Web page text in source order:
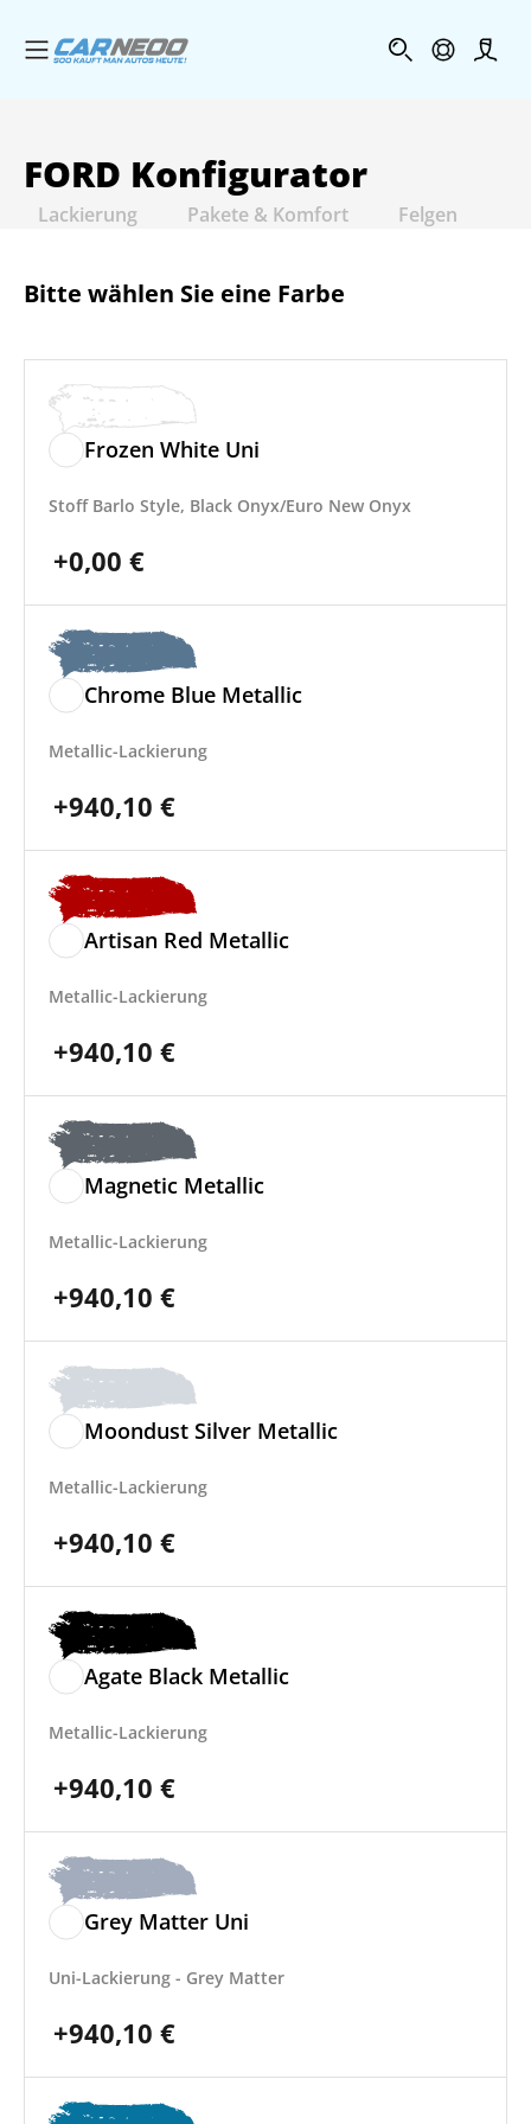
Menü öffnen
FORD Konfigurator
Lackierung Pakete & Komfort Felgen
Bitte wählen Sie eine Farbe
Frozen White Uni
Stoff Barlo Style, Black Onyx/Euro New Onyx
+0,00 €
Chrome Blue Metallic
Metallic-Lackierung
+940,10 €
Artisan Red Metallic
Metallic-Lackierung
+940,10 €
Magnetic Metallic
Metallic-Lackierung
+940,10 €
Moondust Silver Metallic
Metallic-Lackierung
+940,10 €
Agate Black Metallic
Metallic-Lackierung
+940,10 €
Grey Matter Uni
Uni-Lackierung - Grey Matter
+940,10 €